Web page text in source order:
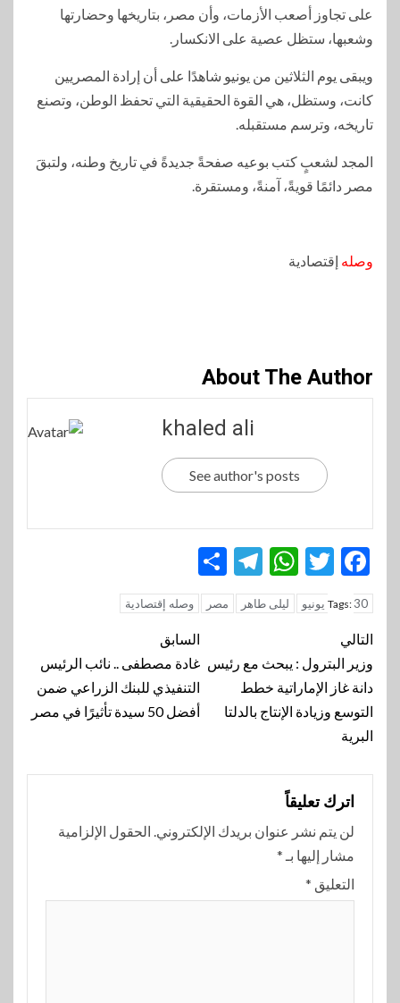
على تجاوز أصعب الأزمات، وأن مصر، بتاريخها وحضارتها
وشعبها، ستظل عصية على الانكسار.
ويبقى يوم الثلاثين من يونيو شاهدًا على أن إرادة المصريين
كانت، وستظل، هي القوة الحقيقية التي تحفظ الوطن، وتصنع
تاريخه، وترسم مستقبله.
المجد لشعبٍ كتب بوعيه صفحةً جديدةً في تاريخ وطنه، ولتبقَ
مصر دائمًا قويةً، آمنةً، ومستقرة.
وصله إقتصادية
About The Author
khaled ali
See author's posts
Facebook
Twitter
WhatsApp
Telegram
Tags: 30 يونيو ليلى طاهر مصر وصله إقتصادية
تنقل
المقالة
السابق
غادة مصطفى .. نائب الرئيس
التنفيذي للبنك الزراعي ضمن
أفضل 50 سيدة تأثيرًا في مصر
التالي
وزير البترول : يبحث مع رئيس
دانة غاز الإماراتية خطط
التوسع وزيادة الإنتاج بالدلتا
البرية
اترك تعليقاً
لن يتم نشر عنوان بريدك الإلكتروني. الحقول الإلزامية
مشار إليها بـ *
التعليق *